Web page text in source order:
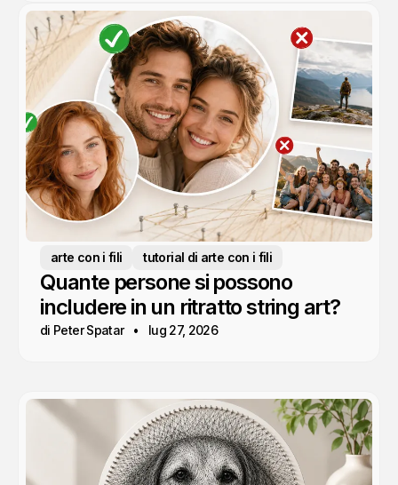
arte con i fili tutorial di arte con i fili
Quante persone si possono
includere in un ritratto string art?
di Peter Spatar lug 27, 2026